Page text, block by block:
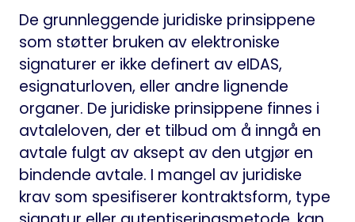
De grunnleggende juridiske prinsippene
som støtter bruken av elektroniske
signaturer er ikke definert av eIDAS,
esignaturloven, eller andre lignende
organer. De juridiske prinsippene finnes i
avtaleloven, der et tilbud om å inngå en
avtale fulgt av aksept av den utgjør en
bindende avtale. I mangel av juridiske
krav som spesifiserer kontraktsform, type